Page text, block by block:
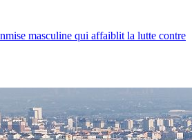
masculine qui affaiblit la lutte contre